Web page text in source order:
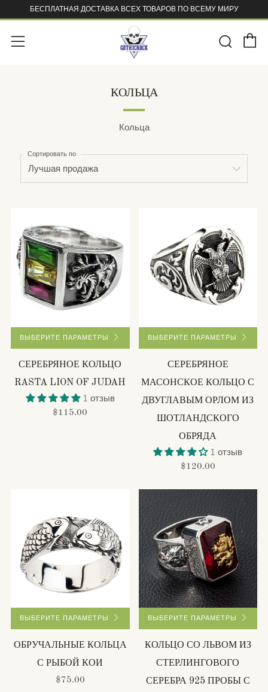
БЕСПЛАТНАЯ ДОСТАВКА ВСЕХ ТОВАРОВ ПО ВСЕМУ МИРУ
Меню
КОЛЬЦА
Кольца
Сортировать по
ВЫБЕРИТЕ ПАРАМЕТРЫ
СЕРЕБРЯНОЕ КОЛЬЦО
RASTA LION OF JUDAH
1 отзыв
$115.00
ВЫБЕРИТЕ ПАРАМЕТРЫ
СЕРЕБРЯНОЕ
МАСОНСКОЕ КОЛЬЦО С
ДВУГЛАВЫМ ОРЛОМ ИЗ
ШОТЛАНДСКОГО
ОБРЯДА
1 отзыв
$120.00
ВЫБЕРИТЕ ПАРАМЕТРЫ
ОБРУЧАЛЬНЫЕ КОЛЬЦА
С РЫБОЙ КОИ
$75.00
ВЫБЕРИТЕ ПАРАМЕТРЫ
КОЛЬЦО СО ЛЬВОМ ИЗ
СТЕРЛИНГОВОГО
СЕРЕБРА 925 ПРОБЫ С